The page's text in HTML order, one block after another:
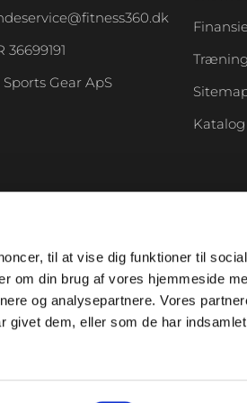
til at vise dig funktioner til
om din brug af vores hjemmeside
og analysepartnere. Vores
givet dem, eller som de har
36699191
Sports Gear ApS
Katalog
a
c
e
b